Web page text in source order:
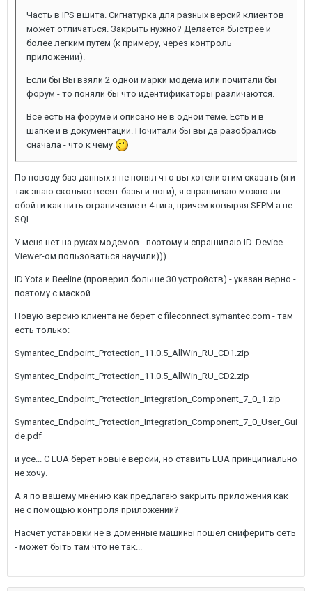
Часть в IPS вшита. Сигнатурка для разных версий клиентов
может отличаться. Закрыть нужно? Делается быстрее и
более легким путем (к примеру, через контроль
приложений).
Если бы Вы взяли 2 одной марки модема или почитали бы
форум - то поняли бы что идентификаторы различаются.
Все есть на форуме и описано не в одной теме. Есть и в
шапке и в документации. Почитали бы вы да разобрались
сначала - что к чему
По поводу баз данных я не понял что вы хотели этим сказать (я и
так знаю сколько весят базы и логи), я спрашиваю можно ли
обойти как нить ограничение в 4 гига, причем ковыряя SEPM а не
SQL.
У меня нет на руках модемов - поэтому и спрашиваю ID. Device
Viewer-ом пользоваться научили)))
ID Yota и Beeline (проверил больше 30 устройств) - указан верно -
поэтому с маской.
Новую версию клиента не берет с fileconnect.symantec.com - там
есть только:
Symantec_Endpoint_Protection_11.0.5_AllWin_RU_CD1.zip
Symantec_Endpoint_Protection_11.0.5_AllWin_RU_CD2.zip
Symantec_Endpoint_Protection_Integration_Component_7_0_1.zip
Symantec_Endpoint_Protection_Integration_Component_7_0_User_Gui
de.pdf
и усе... C LUA берет новые версии, но ставить LUA принципиально
не хочу.
А я по вашему мнению как предлагаю закрыть приложения как
не с помощью контроля приложений?
Насчет установки не в доменные машины пошел сниферить сеть
- может быть там что не так...